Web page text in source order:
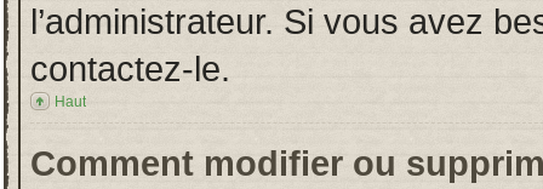
l’administrateur. Si vous avez
contactez-le.
Haut
Comment modifier ou